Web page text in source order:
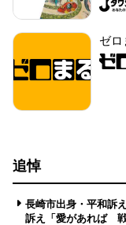
ゼロ
追悼
長崎市出身・平和訴
訴え「愛があれば 戦